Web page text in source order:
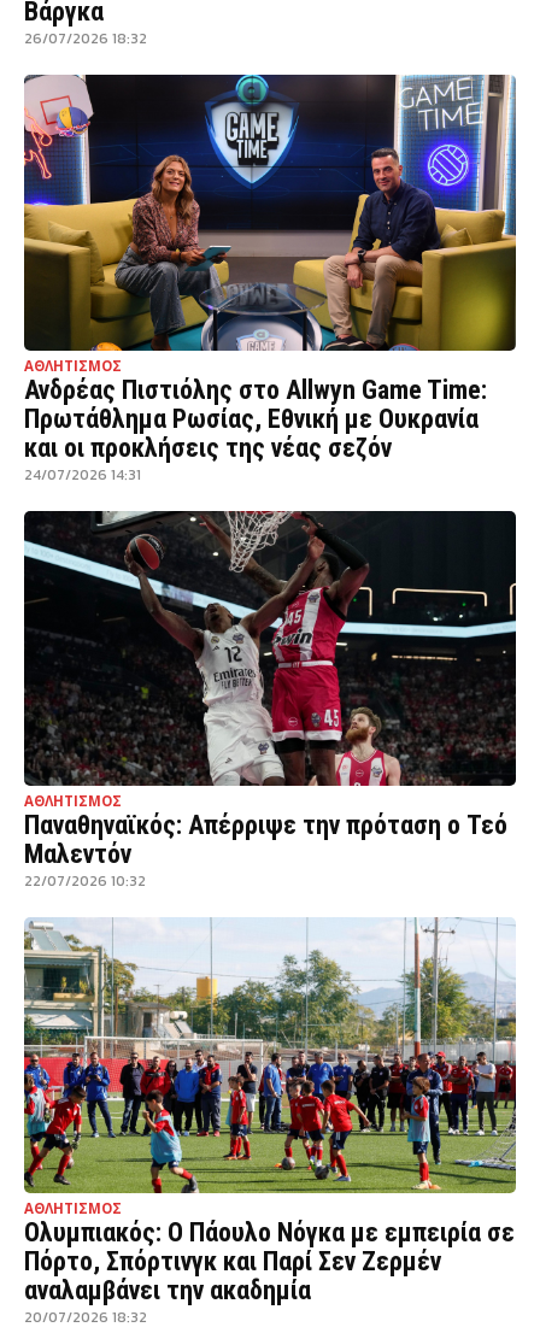
Βάργκα
26/07/2026 18:32
ΑΘΛΗΤΙΣΜΟΣ
Ανδρέας Πιστιόλης στο Allwyn Game Time:
Πρωτάθλημα Ρωσίας, Εθνική με Ουκρανία
και οι προκλήσεις της νέας σεζόν
24/07/2026 14:31
ΑΘΛΗΤΙΣΜΟΣ
Παναθηναϊκός: Απέρριψε την πρόταση ο Τεό
Μαλεντόν
22/07/2026 10:32
ΑΘΛΗΤΙΣΜΟΣ
Ολυμπιακός: Ο Πάουλο Νόγκα με εμπειρία σε
Πόρτο, Σπόρτινγκ και Παρί Σεν Ζερμέν
αναλαμβάνει την ακαδημία
20/07/2026 18:32